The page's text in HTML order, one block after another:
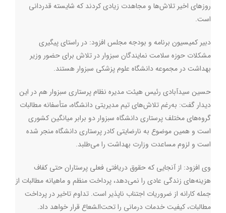
روزهای اخیر تلاش‌ها و مجاهدت زیادی کردند که شایسته قدردانی
است.
دبیر کمیسیون برنامه و بودجه مجلس افزود: در راستای پیگیری
مشکلات حوزه سلامت نمایندگان سبزوار در تلاش برای حضور وزیر
بهداشت در مجموعه دانشگاه علوم پزشکی سبزوار هستند.
حسین سیدآبادی رئیس هیئت مدیره نظام پرستاری سبزوار هم در این
دیدار گفت: به‌رغم تلاش‌های تیم مدیریتی دانشگاه، متأسفانه مطالبات
گروه‌های مختلف پرستاری دانشگاه سبزوار دو برابر میانگین کشوری
است و همین موضوع به نارضایتی کادر پرستاری دانشگاه منجر شده
است و لزوم مساعدت وزارت بهداشت را می‌طلبد.
وی افزود: از آنجایی که حقوق دریافتی فعلی پرستاران حتی کفاف
هزینه‌های زندگی عادی را نمی‌دهد، پرداخت منظم و ماهیانه مطالبات از
جمله کارانه از ضروریات اجتناب ناپذیر است. تداوم تاخیر در پرداخت
مطالبات، کیفیت خدمات درمانی را تحت‌الشعاع قرار خواهد داد.